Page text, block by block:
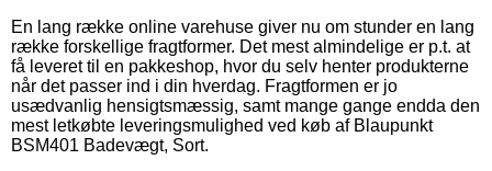
En lang række online varehuse giver nu om stunder en lang
række forskellige fragtformer. Det mest almindelige er p.t. at
få leveret til en pakkeshop, hvor du selv henter produkterne
når det passer ind i din hverdag. Fragtformen er jo
usædvanlig hensigtsmæssig, samt mange gange endda den
mest letkøbte leveringsmulighed ved køb af Blaupunkt
BSM401 Badevægt, Sort.